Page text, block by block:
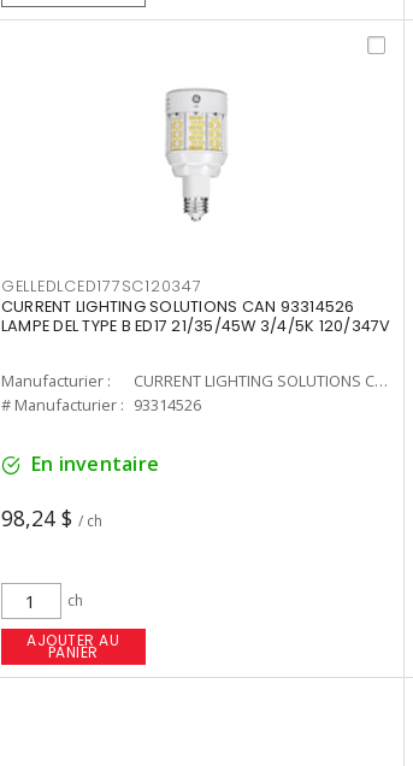
GELLEDLCED177SC120347
CURRENT LIGHTING SOLUTIONS CAN 93314526
LAMPE DEL TYPE B ED17 21/35/45W 3/4/5K 120/347V
Manufacturier :
CURRENT LIGHTING SOLUTIONS CAN
# Manufacturier : 93314526
En inventaire
98,24 $ / ch
ch
AJOUTER AU
PANIER